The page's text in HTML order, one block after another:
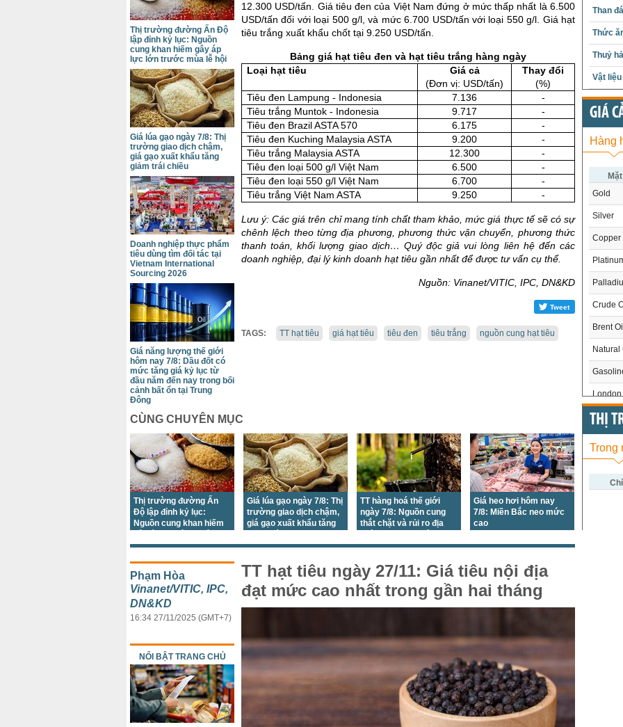
12.300 USD/tấn. Giá tiêu đen của Việt Nam đứng ở mức thấp nhất là 6.500
USD/tấn đối với loại 500 g/l, và mức 6.700 USD/tấn với loại 550 g/l. Giá hạt
tiêu trắng xuất khẩu chốt tại 9.250 USD/tấn.
Bảng giá hạt tiêu đen và hạt tiêu trắng hàng ngày
Loại hạt tiêu
Giá cả
(Đơn vị: USD/tấn)
Thay đổi
(%)
Tiêu đen Lampung - Indonesia
7.136
-
Tiêu trắng Muntok - Indonesia
9.717
-
Tiêu đen Brazil ASTA 570
6.175
-
Tiêu đen Kuching Malaysia ASTA
9.200
-
Tiêu trắng Malaysia ASTA
12.300
-
Tiêu đen loại 500 g/l Việt Nam
6.500
-
Tiêu đen loại 550 g/l Việt Nam
6.700
-
Tiêu trắng Việt Nam ASTA
9.250 -
Lưu ý: Các giá trên chỉ mang tính chất tham khảo, mức giá thực tế sẽ có sự
chênh lệch theo từng địa phương, phương thức vận chuyển, phương thức
thanh toán, khối lượng giao dịch… Quý độc giả vui lòng liên hệ đến các
doanh nghiệp, đại lý kinh doanh hạt tiêu gần nhất để được tư vấn cụ thể.
Nguồn: Vinanet/VITIC, IPC, DN&KD
Tweet
TAGS: TT hạt tiêu giá hạt tiêu tiêu đen tiêu trắng nguồn cung hạt tiêu
Thị trường đường Ấn Độ
lập đỉnh kỷ lục: Nguồn
cung khan hiếm gây áp
lực lớn trước mùa lễ hội
Giá lúa gạo ngày 7/8: Thị
trường giao dịch chậm,
giá gạo xuất khẩu tăng
giảm trái chiều
Doanh nghiệp thực phẩm
tiêu dùng tìm đối tác tại
Vietnam International
Sourcing 2026
Giá năng lượng thế giới
hôm nay 7/8: Dầu đốt có
mức tăng giá kỷ lục từ
đầu năm đến nay trong bối
cảnh bất ổn tại Trung
Đông
CÙNG CHUYÊN MỤC
Thị trường đường Ấn
Độ lập đỉnh kỷ lục:
Nguồn cung khan hiếm
mùa lễ hội
Giá lúa gạo ngày 7/8: Thị
trường giao dịch chậm,
giá gạo xuất khẩu tăng
TT hàng hoá thế giới
ngày 7/8: Nguồn cung
thắt chặt và rủi ro địa
mới cho giá
Giá heo hơi hôm nay
7/8: Miền Bắc neo mức
cao
TT hạt tiêu ngày 27/11: Giá tiêu nội địa
đạt mức cao nhất trong gần hai tháng
Phạm Hòa
Vinanet/VITIC, IPC,
DN&KD
16:34 27/11/2025 (GMT+7)
NỔI BẬT TRANG CHỦ
Than đá
Thức
Thuỷ
Vật
GIÁ
Hàng
Gold
Silver
Copper
Crude
Brent
Natural
London
US
US
US
THỊ
Trong